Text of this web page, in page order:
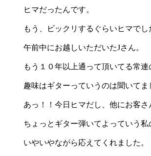
ヒマだったんです。
もう、ビックリするぐらいヒマでし
午前中にお越しいただいたJさん。
もう１０年以上通って頂いてる常連
趣味はギターっていうのは聞いてま
あっ！！今日ヒマだし、他にお客さ
ちょっとギター弾いてよっていう私
いやいやながら応えてくれました。